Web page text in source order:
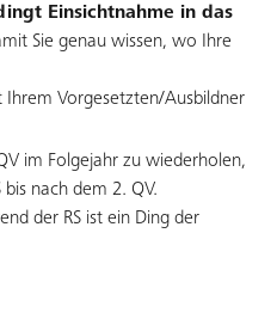
Einsichtnahme in das
Sie genau wissen, wo Ihre
Ihrem Vorgesetzten/Ausbildner
im Folgejahr zu wiederholen,
bis nach dem 2. QV.
der RS ist ein Ding der